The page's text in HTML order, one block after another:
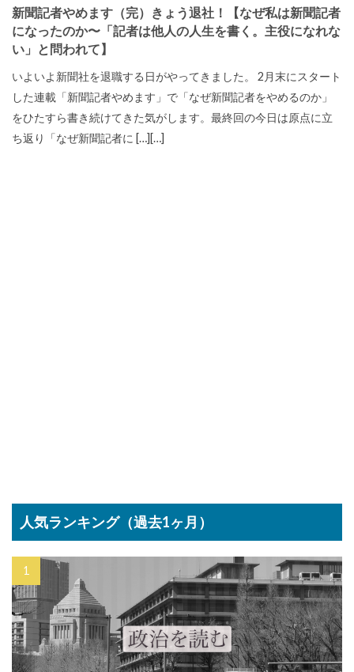
新聞記者やめます（完）きょう退社！【なぜ私は新聞記者
になったのか〜「記者は他人の人生を書く。主役になれな
い」と問われて】
いよいよ新聞社を退職する日がやってきました。 2月末にスタート
した連載「新聞記者やめます」で「なぜ新聞記者をやめるのか」
をひたすら書き続けてきた気がします。最終回の今日は原点に立
ち返り「なぜ新聞記者に […][…]
人気ランキング（過去1ヶ月）